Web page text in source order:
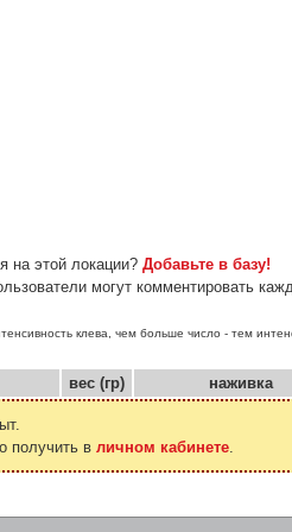
на этой локации? Добавьте в базу!
могут комментировать
клева, чем больше число - тем
вес (гр) наживка
получить в личном кабинете.